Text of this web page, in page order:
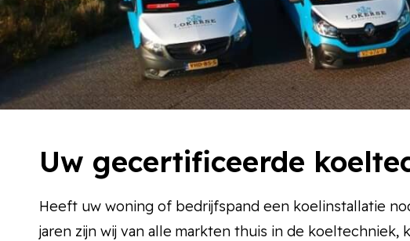
Uw gecertificeerde
Heeft uw woning of bedrijfspand een koelinstallatie
jaren zijn wij van alle markten thuis in de